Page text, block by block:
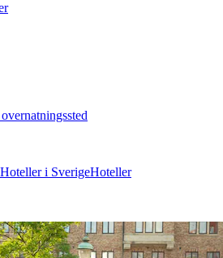
Hoteller i SverigeHoteller